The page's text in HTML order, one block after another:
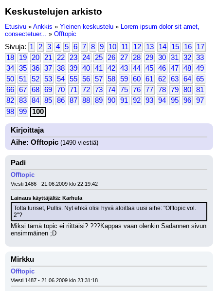
Keskustelujen arkisto
Etusivu » Ankkis » Yleinen keskustelu » Lorem ipsum dolor sit amet,
consectetuer... » Offtopic
Sivuja: 1 2 3 4 5 6 7 8 9 10 11 12 13 14 15 16
17
18
19 20 21 22 23 24 25 26 27 28 29 30 31 32
33
34
35 36 37 38 39 40 41 42 43 44 45 46 47 48
49
50
51 52 53 54 55 56 57 58 59 60 61 62 63 64
65
66
67 68 69 70 71 72 73 74 75 76 77 78 79 80
81
82
83 84 85 86 87 88 89 90 91 92 93 94 95 96
97
98
99 100
Kirjoittaja
Aihe: Offtopic (1490 viestiä)
Padi
Offtopic
Viesti 1486 - 21.06.2009 klo 22:19:42
Lainaus käyttäjältä: Karhula
Totta turiset, Pullis. Nyt ehkä olisi hyvä aloittaa uusi aihe: "Offtopic vol.
2"?
Miksi tämä topic ei riittäisi? ???Kappas vaan olenkin Sadannen sivun
ensimmäinen ;D
Mirkku
Offtopic
Viesti 1487 - 21.06.2009 klo 23:31:18